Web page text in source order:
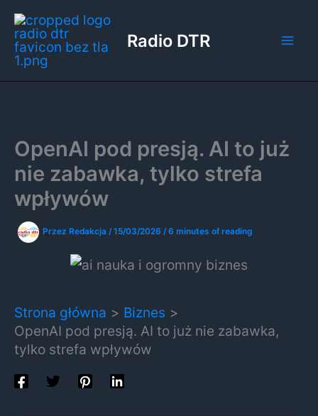
Przejdź
do
treści
Radio DTR
OpenAI pod presją. AI to już
nie zabawka, tylko strefa
wpływów
Przez Redakcja /15/03/2026 /6 minutes of reading
Strona główna
Biznes
OpenAI pod presją. AI to już nie zabawka,
tylko strefa wpływów